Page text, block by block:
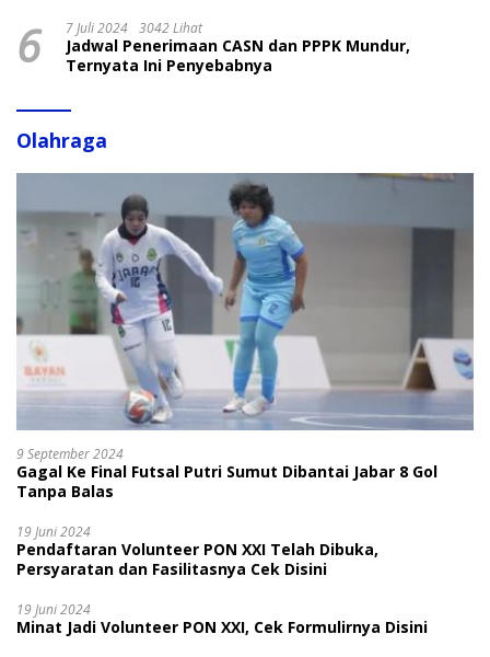
6 7 Juli 2024 3042 Lihat
Jadwal Penerimaan CASN dan PPPK Mundur,
Ternyata Ini Penyebabnya
Olahraga
9 September 2024
Gagal Ke Final Futsal Putri Sumut Dibantai Jabar 8 Gol
Tanpa Balas
19 Juni 2024
Pendaftaran Volunteer PON XXI Telah Dibuka,
Persyaratan dan Fasilitasnya Cek Disini
19 Juni 2024
Minat Jadi Volunteer PON XXI, Cek Formulirnya Disini